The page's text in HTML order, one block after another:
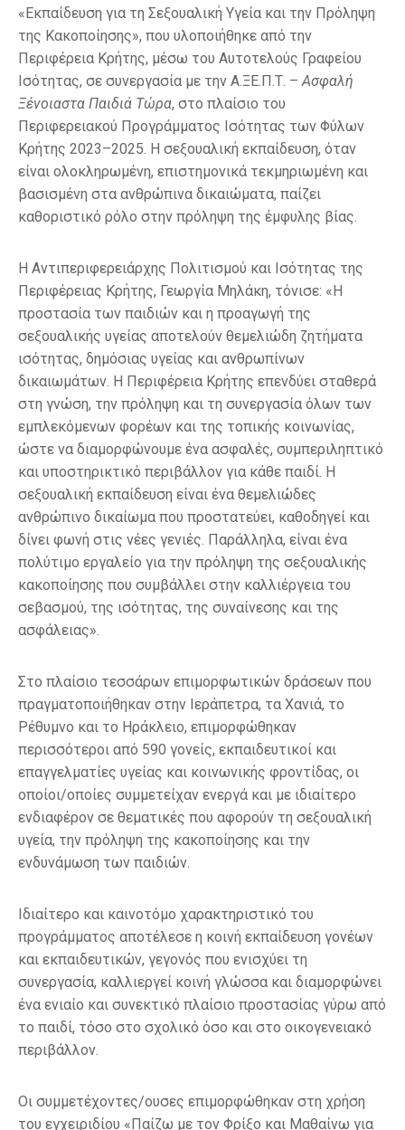
«Εκπαίδευση για τη Σεξουαλική Υγεία και την Πρόληψη
της Κακοποίησης», που υλοποιήθηκε από την
Περιφέρεια Κρήτης, μέσω του Αυτοτελούς Γραφείου
Ισότητας, σε συνεργασία με την Α.ΞΕ.Π.Τ. –Ασφαλή
Ξένοιαστα Παιδιά Τώρα, στο πλαίσιο του
Περιφερειακού Προγράμματος Ισότητας των Φύλων
Κρήτης 2023–2025. Η σεξουαλική εκπαίδευση, όταν
είναι ολοκληρωμένη, επιστημονικά τεκμηριωμένη και
βασισμένη στα ανθρώπινα δικαιώματα, παίζει
καθοριστικό ρόλο στην πρόληψη της έμφυλης βίας.
Η Αντιπεριφερειάρχης Πολιτισμού και Ισότητας της
Περιφέρειας Κρήτης, Γεωργία Μηλάκη, τόνισε: «Η
προστασία των παιδιών και η προαγωγή της
σεξουαλικής υγείας αποτελούν θεμελιώδη ζητήματα
ισότητας, δημόσιας υγείας και ανθρωπίνων
δικαιωμάτων. Η Περιφέρεια Κρήτης επενδύει σταθερά
στη γνώση, την πρόληψη και τη συνεργασία όλων των
εμπλεκόμενων φορέων και της τοπικής κοινωνίας,
ώστε να διαμορφώνουμε ένα ασφαλές, συμπεριληπτικό
και υποστηρικτικό περιβάλλον για κάθε παιδί. Η
σεξουαλική εκπαίδευση είναι ένα θεμελιώδες
ανθρώπινο δικαίωμα που προστατεύει, καθοδηγεί και
δίνει φωνή στις νέες γενιές. Παράλληλα, είναι ένα
πολύτιμο εργαλείο για την πρόληψη της σεξουαλικής
κακοποίησης που συμβάλλει στην καλλιέργεια του
σεβασμού, της ισότητας, της συναίνεσης και της
ασφάλειας».
Στο πλαίσιο τεσσάρων επιμορφωτικών δράσεων που
πραγματοποιήθηκαν στην Ιεράπετρα, τα Χανιά, το
Ρέθυμνο και το Ηράκλειο, επιμορφώθηκαν
περισσότεροι από 590 γονείς, εκπαιδευτικοί και
επαγγελματίες υγείας και κοινωνικής φροντίδας, οι
οποίοι/οποίες συμμετείχαν ενεργά και με ιδιαίτερο
ενδιαφέρον σε θεματικές που αφορούν τη σεξουαλική
υγεία, την πρόληψη της κακοποίησης και την
ενδυνάμωση των παιδιών.
Ιδιαίτερο και καινοτόμο χαρακτηριστικό του
προγράμματος αποτέλεσε η κοινή εκπαίδευση γονέων
και εκπαιδευτικών, γεγονός που ενισχύει τη
συνεργασία, καλλιεργεί κοινή γλώσσα και διαμορφώνει
ένα ενιαίο και συνεκτικό πλαίσιο προστασίας γύρω από
το παιδί, τόσο στο σχολικό όσο και στο οικογενειακό
περιβάλλον.
Οι συμμετέχοντες/ουσες επιμορφώθηκαν στη χρήση
του εγχειριδίου «Παίζω με τον Φρίξο και Μαθαίνω για